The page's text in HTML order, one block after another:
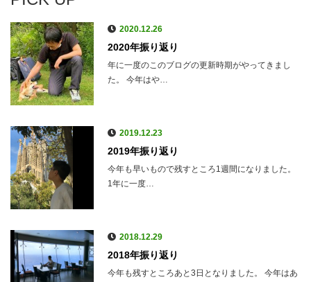
2020.12.26
2020年振り返り
年に一度のこのブログの更新時期がやってきまし
た。 今年はや…
2019.12.23
2019年振り返り
今年も早いもので残すところ1週間になりました。
1年に一度…
2018.12.29
2018年振り返り
今年も残すところあと3日となりました。 今年はあ